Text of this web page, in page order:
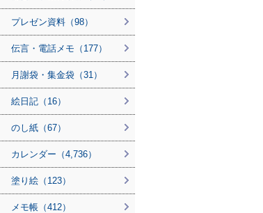
プレゼン資料（98）
伝言・電話メモ（177）
月謝袋・集金袋（31）
絵日記（16）
のし紙（67）
カレンダー（4,736）
塗り絵（123）
メモ帳（412）